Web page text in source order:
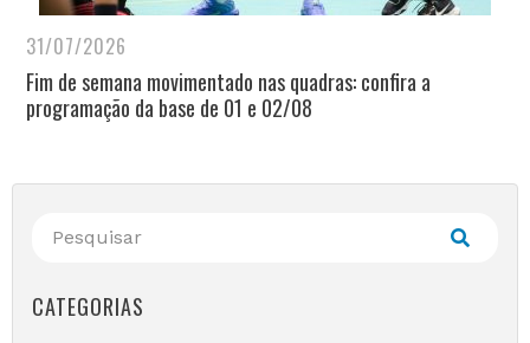
31/07/2026
Fim de semana movimentado nas quadras: confira a
programação da base de 01 e 02/08
CATEGORIAS